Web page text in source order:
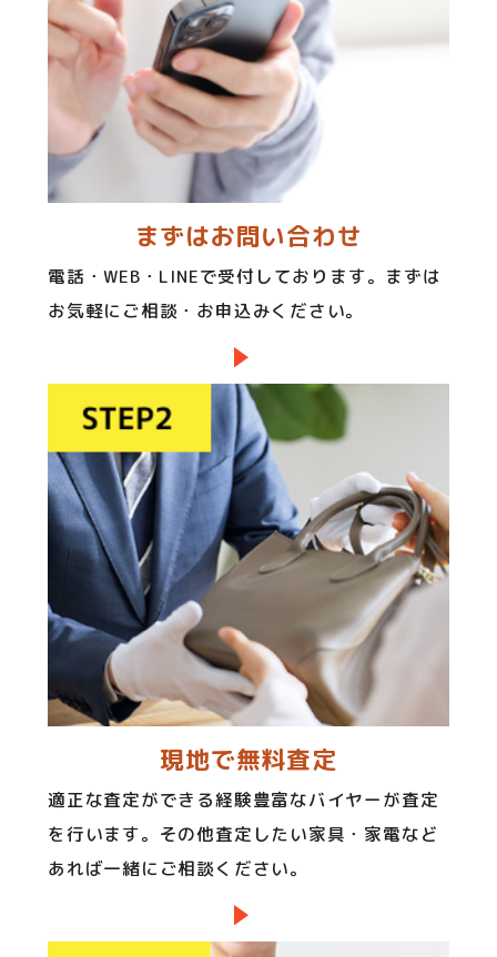
まずはお問い合わせ
電話・WEB・LINEで受付しております。まずは
お気軽にご相談・お申込みください。
現地で無料査定
適正な査定ができる経験豊富なバイヤーが査定
を行います。その他査定したい家具・家電など
あれば一緒にご相談ください。